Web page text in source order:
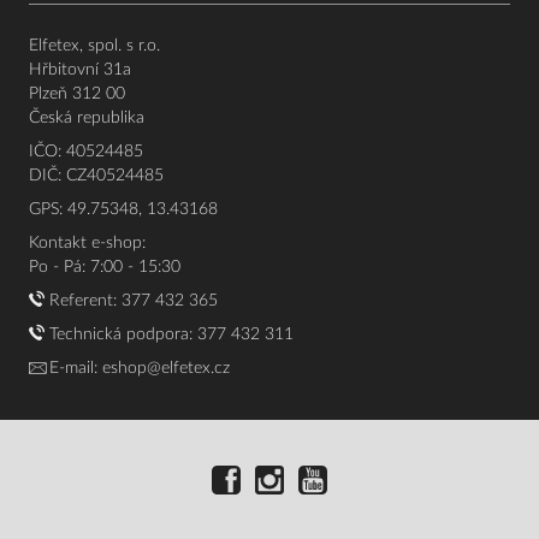
Elfetex, spol. s r.o.
Hřbitovní 31a
Plzeň 312 00
Česká republika
IČO: 40524485
DIČ: CZ40524485
GPS: 49.75348, 13.43168
Kontakt e-shop:
Po - Pá: 7:00 - 15:30
Referent: 377 432 365
Technická podpora: 377 432 311
E-mail: eshop@elfetex.cz